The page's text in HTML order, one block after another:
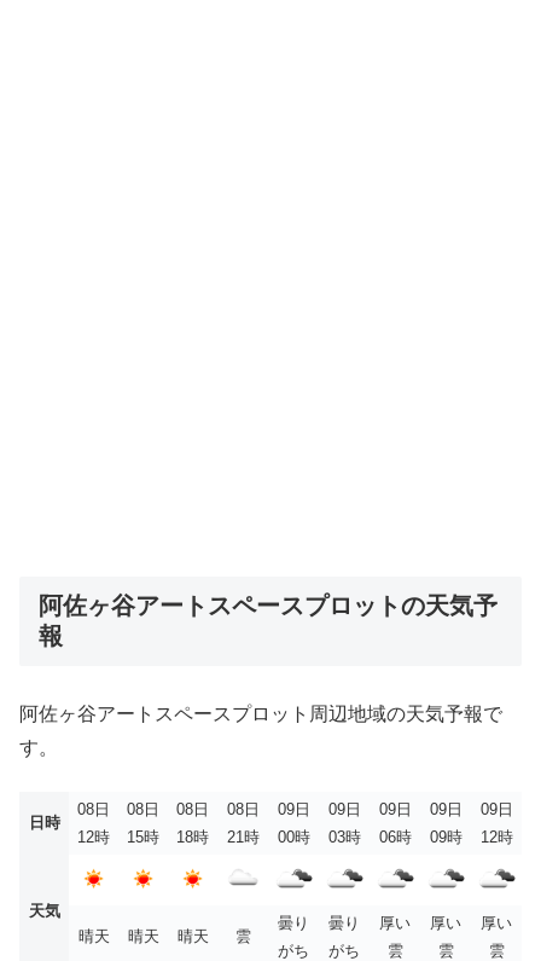
阿佐ヶ谷アートスペースプロットの天気予
報
阿佐ヶ谷アートスペースプロット周辺地域の天気予報で
す。
日時
08日
12時
08日
15時
08日
18時
08日
21時
09日
00時
09日
03時
09日
06時
09日
09時
09日
12時
天気
晴天
晴天 晴天 雲
曇り
がち
曇り
がち
厚い
雲
厚い
雲
厚い
雲